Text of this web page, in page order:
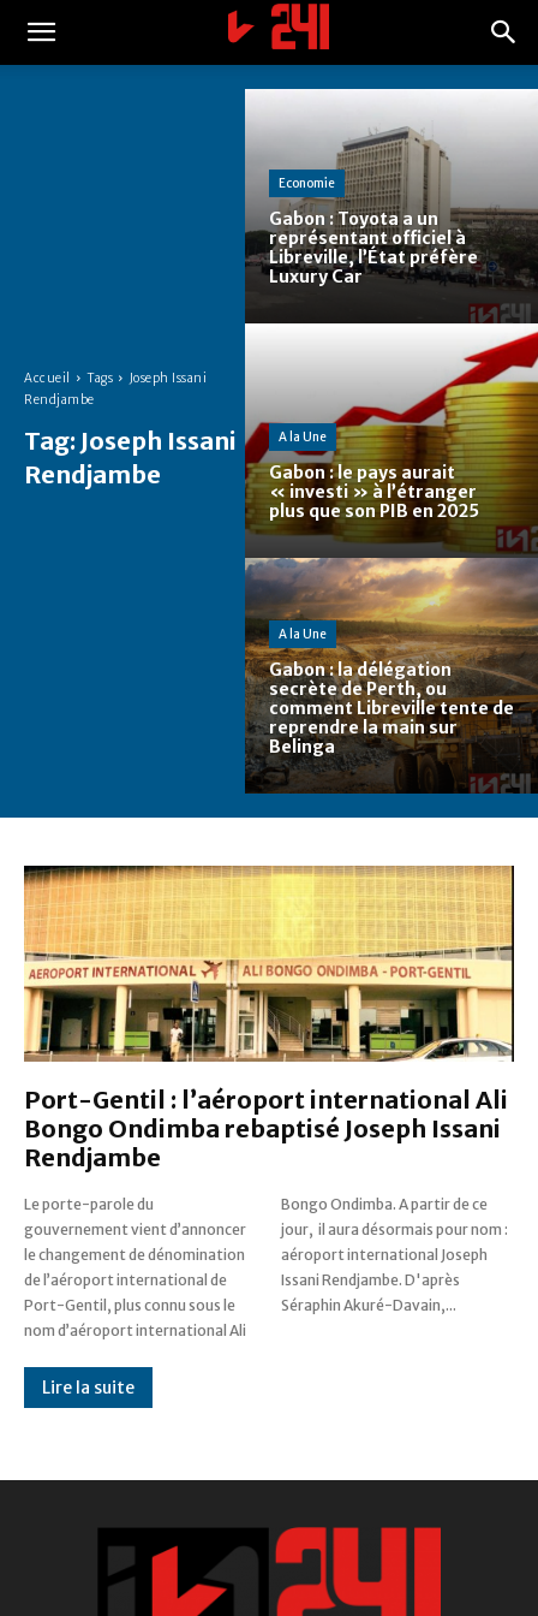
Accueil Tags
Joseph Issani
Rendjambe
Tag: Joseph Issani
Rendjambe
Economie
Gabon : Toyota a un
représentant officiel à
Libreville, l’État préfère
Luxury Car
A la Une
Gabon : le pays aurait
« investi » à l’étranger
plus que son PIB en 2025
A la Une
Gabon : la délégation
secrète de Perth, ou
comment Libreville tente de
reprendre la main sur
Belinga
Port-Gentil : l’aéroport international Ali
Bongo Ondimba rebaptisé Joseph Issani
Rendjambe
Le porte-parole du
gouvernement vient d’annoncer
le changement de dénomination
de l’aéroport international de
Port-Gentil, plus connu sous le
nom d’aéroport international Ali
Bongo Ondimba. A partir de ce
jour, il aura désormais pour nom :
aéroport international Joseph
Issani Rendjambe. D'après
Séraphin Akuré-Davain,...
Lire la suite